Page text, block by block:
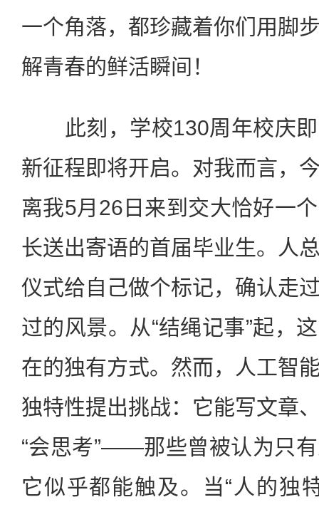
一个角落，都珍藏着你们用脚
解青春的鲜活瞬间！
此刻，学校130周年校庆即
新征程即将开启。对我而言
离我5月26日来到交大恰好一
长送出寄语的首届毕业生。人
仪式给自己做个标记，确认走
过的风景。从“结绳记事”起，
在的独有方式。然而，人工智
独特性提出挑战：它能写文章
“会思考”——那些曾被认为只
它似乎都能触及。当“人的独